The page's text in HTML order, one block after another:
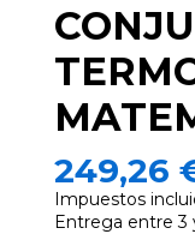
249,26
Impuestos
Entrega entre 3